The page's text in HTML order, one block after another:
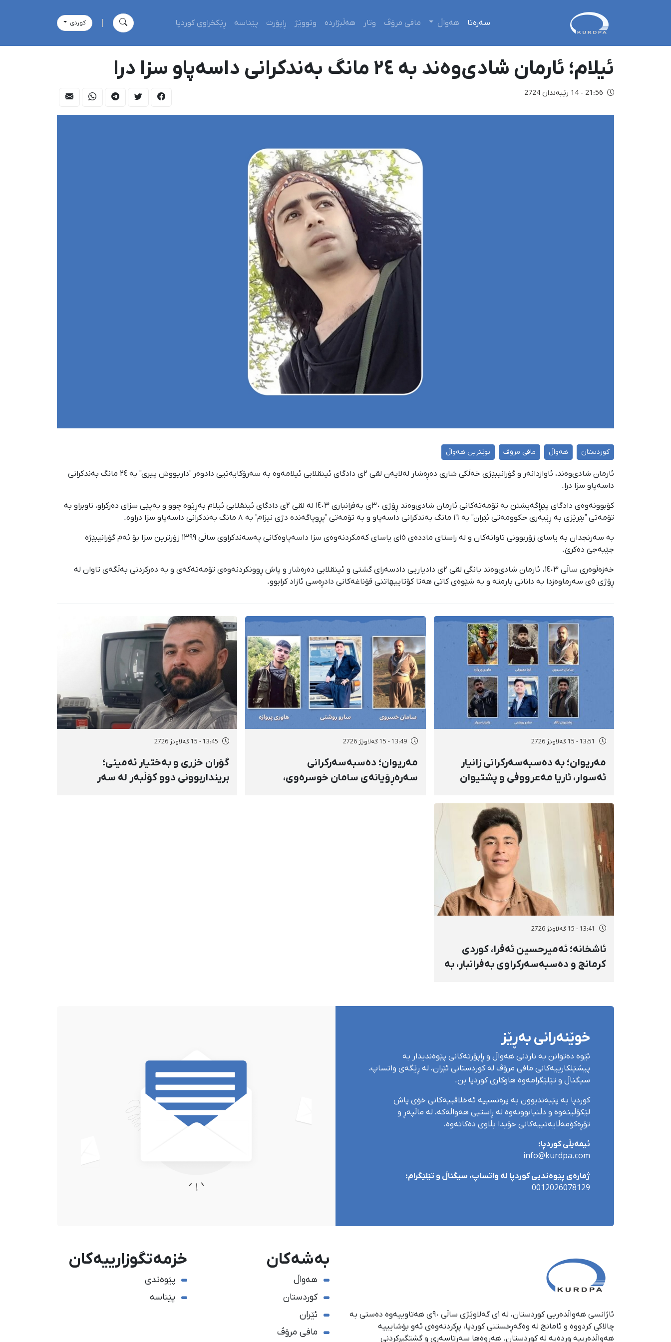
سەرەتا هەواڵ مافی مرۆڤ وتار هەڵبژاردە وتووێژ ڕاپۆرت پێناسە ڕێکخراوی کوردپا كوردی
ئیلام؛ ئارمان شادی‌وەند به ٢٤ مانگ بەندکرانی داسەپاو سزا درا
21:56 - 14 رێبەندان 2724
کوردستان هەواڵ مافی مرۆڤ نوێترین هەواڵ
ئارمان شادی‌وەند، ئاوازدانەر و گۆرانیبێژی خەڵکی شاری دەڕەشار لەلایەن لقی ٢ی دادگای ئینقلابی ئیلامەوە بە سەرۆکایەتیی دادوەر "داریووش پیری" به ٢٤ مانگ بەندکرانی
داسەپاو سزا درا.
کۆبوونەوەی دادگای پێڕاگەیشتن بە تۆمەتەکانی ئارمان شادی‌وەند ڕۆژی ٣٠ی بەفرانباری ١٤٠٣ لە لقی ٢ی دادگای ئینقلابی ئیلام بەڕێوە چوو و بەپێی سزای دەرکراو، ناوبراو بە
تۆمەتی "بێرێزی بە ڕێبەری حکوومەتی ئێران" بە ١٦ مانگ بەندکرانی داسەپاو و بە تۆمەتی "پڕوپاگەندە دژی نیزام" بە ٨ مانگ بەندکرانی داسەپاو سزا دراوە.
بە سەرنجدان بە یاسای زۆربوونی تاوانەکان و لە راستای ماددەی ١٥ی یاسای کەمکردنەوەی سزا داسەپاوەکانی پەسەندکراوی ساڵی ١٣٩٩ زۆرترین سزا بۆ ئەم گۆرانیبێژە
جێبەجێ دەکرێ.
خەزەڵوەری ساڵی ١٤٠٣، ئارمان شادی‌وەند بانگی لقی ٢ی دادیاریی دادسەرای گشتی و ئینقلابی دەرەشار و پاش ڕوونکردنەوەی تۆمەتەکەی و به دەرکردنی بەڵگەی تاوان لە
ڕۆژی ٥ی سەرماوەزدا بە دانانی بارمتە و بە شێوەی کاتی هەتا کۆتاییهاتنی قۆناغەکانی دادڕەسی ئازاد کرابوو.
13:51 - 15 گەلاوێژ 2726
مەریوان؛ بە دەسبەسەرکرانی زانیار
ئەسوار، ئاریا مەعرووفی و پشتیوان
سەرەڕۆیانە لە ئاوایی «نێ» بۆ شەش
کەس زیادی کرد
13:49 - 15 گەلاوێژ 2726
مەریوان؛ دەسبەسەرکرانی
سەرەڕۆیانەی سامان خوسرەوی،
13:45 - 15 گەلاوێژ 2726
گۆران خزری و بەختیار ئەمینی؛
برینداربوونی دوو کۆڵبەر لە سەر
13:41 - 15 گەلاوێژ 2726
ئاشخانە؛ ئەمیرحسین ئەفرا، کوردی
کرمانج و دەسبەسەرکراوی بەفرانبار، بە
خوێنەرانی بەڕێز
ئێوە دەتوانن بە ناردنی هەواڵ و ڕاپۆرتەکانی پێوەندیدار بە
پیشێلکارییەکانی مافی مرۆڤ لە کوردستانی ئێران، لە ڕێگەی واتساپ،
سیگناڵ و تێلێگرامەوە هاوکاری کوردپا بن.
کوردپا بە پێبەندبوون بە پرەنسیپە ئەخلاقییەکانی خۆی پاش
لێکۆڵینەوە و دڵنیابوونەوە لە ڕاستیی هەواڵەکە، لە ماڵپەڕ و
تۆڕەکۆمەڵایەتییەکانی خۆیدا بڵاوی دەکاتەوە.
ئیمەیڵی کوردپا:
info@kurdpa.com
ژمارەی پێوەندیی کوردپا لە واتساپ، سیگناڵ و تێلێگرام:
0012026078129
ئاژانسی هەواڵدەریی کوردستان، لە ١ی گەلاوێژی ساڵی ٩٠ی هەتاوییەوە دەستی بە
چالاکی کردووە و ئامانج لە وەگەڕخستنی كوردپا، پڕكردنەوەی ئەو بۆشایییە
هەواڵدەرییە وردەیە لە كوردستان. هەروەها سەرتاسەری و گشتگیركردنی
بەشەکان
هەواڵ
کوردستان
ئێران
مافی مرۆڤ
خزمەتگوزارییەکان
پێوەندی
پێناسە